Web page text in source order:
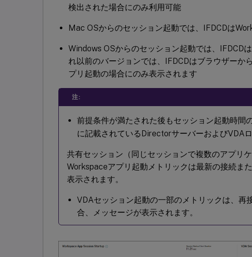
検出された場合にのみ利用可能
Mac OSからのセッション起動では、IFDCDは
Windows OSからのセッション起動では、IFDCD
れ以前のバージョンでは、IFDCDはブラウザーか
プリ起動の場合にのみ表示されます
注:
前提条件が満たされた後もセッション起動時間
に記載されているDirectorサーバーおよびVDA
共有セッション（同じセッションで複数のアプリ
Workspaceアプリ起動メトリックは最新の接続ま
表示されます。
VDAセッション起動の一部のメトリックは、再
合、メッセージが表示されます。